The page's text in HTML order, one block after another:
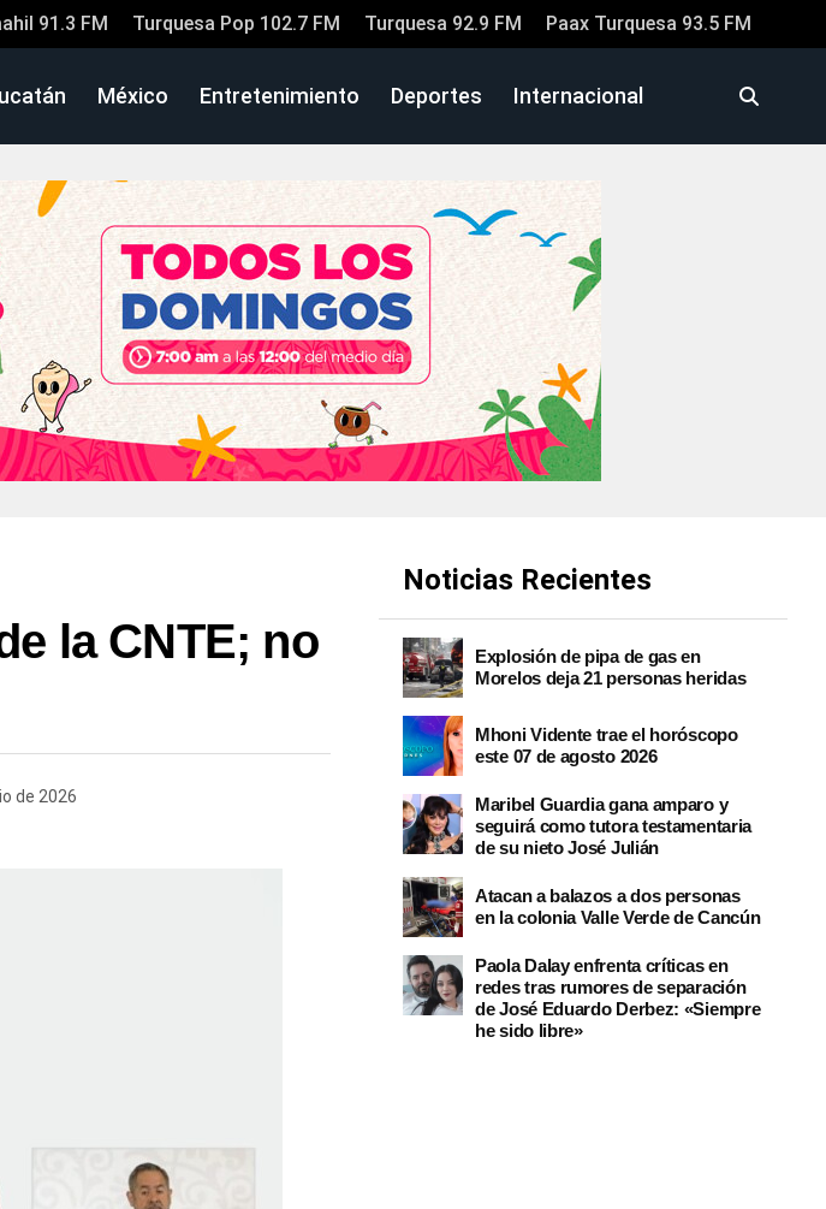
91.3 FM Turquesa Pop 102.7 FM Turquesa 92.9 FM Paax Turquesa 93.5 FM
México Entretenimiento Deportes Internacional
la CNTE; no
de 2026
Noticias Recientes
Explosión de pipa de gas en
Morelos deja 21 personas heridas
Mhoni Vidente trae el horóscopo
este 07 de agosto 2026
Maribel Guardia gana amparo y
seguirá como tutora testamentaria
de su nieto José Julián
Atacan a balazos a dos personas
en la colonia Valle Verde de Cancún
Paola Dalay enfrenta críticas en
redes tras rumores de separación
de José Eduardo Derbez: «Siempre
he sido libre»